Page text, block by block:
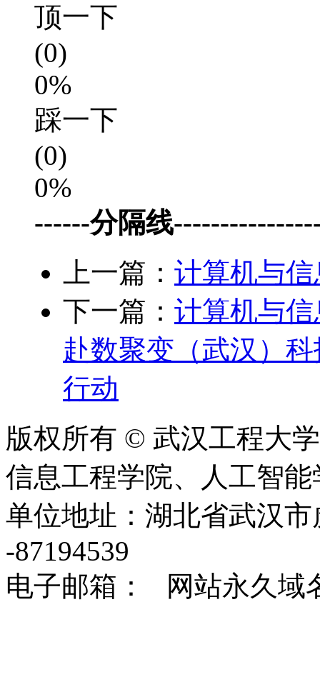
顶一下
(0)
0%
踩一下
(0)
0%
------分隔线
上一篇： 计算机与
下一篇： 计算机与
赴数聚变（武汉）
行动
版权所有 © 武汉工程大
信息工程学院、人工智能
单位地址：湖北省武汉
-87194539
电子邮箱： 网站永久域